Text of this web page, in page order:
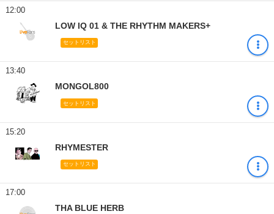
12:00
LOW IQ 01 & THE RHYTHM MAKERS+
セットリスト
13:40
MONGOL800
セットリスト
15:20
RHYMESTER
セットリスト
17:00
THA BLUE HERB